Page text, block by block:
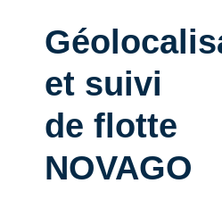
et suivi
de flotte
NOVAGO